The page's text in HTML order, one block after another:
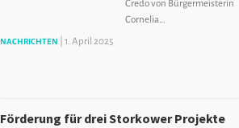
Credo von Bürgermeisterin
Cornelia…
NACHRICHTEN 1. April 2025
Förderung für drei Storkower Projekte